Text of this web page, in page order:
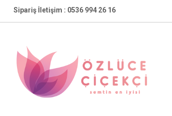
Skip
to
Sipariş İletişim : 0536 994 26 16